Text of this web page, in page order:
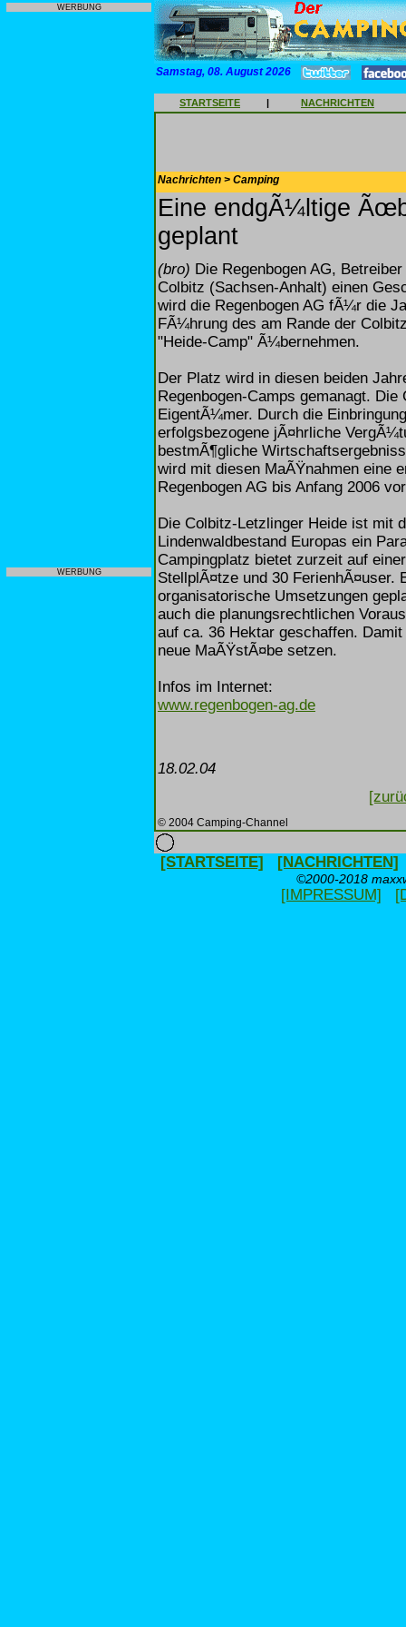
WERBUNG
WERBUNG
Samstag, 08. August 2026
STARTSEITE | NACHRICHTEN
Nachrichten > Camping
Eine endgÃ¼ltige
geplant
(bro) Die Regenbogen AG,
Colbitz (Sachsen-Anhalt) einen
wird die Regenbogen AG fÃ¼r die
FÃ¼hrung des am Rande der
"Heide-Camp" Ã¼bernehmen.
Der Platz wird in diesen beiden
Regenbogen-Camps gemanagt.
EigentÃ¼mer. Durch die
erfolgsbezogene jÃ¤hrliche
bestmÃ¶gliche
wird mit diesen MaÃŸnahmen eine
Regenbogen AG bis Anfang 2006
Die Colbitz-Letzlinger Heide ist mit
Lindenwaldbestand Europas ein
Campingplatz bietet zurzeit auf
StellplÃ¤tze und 30 FerienhÃ¤user.
organisatorische Umsetzungen
auch die planungsrechtlichen
auf ca. 36 Hektar geschaffen.
neue MaÃŸstÃ¤be setzen.
Infos im Internet:
www.regenbogen-ag.de
18.02.04
© 2004 Camping-Channel
[STARTSEITE] [NACHRICHTEN]
©2000-2018
[IMPRESSUM]